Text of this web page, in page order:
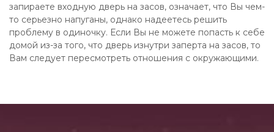
запираете входную дверь на засов, означает, что Вы чем-
то серьезно напуганы, однако надеетесь решить
проблему в одиночку. Если Вы не можете попасть к себе
домой из-за того, что дверь изнутри заперта на засов, то
Вам следует пересмотреть отношения с окружающими.